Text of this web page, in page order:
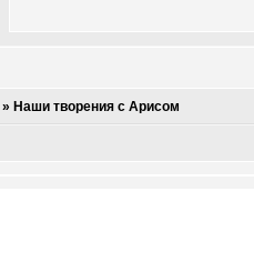
» Наши творения с Арисом